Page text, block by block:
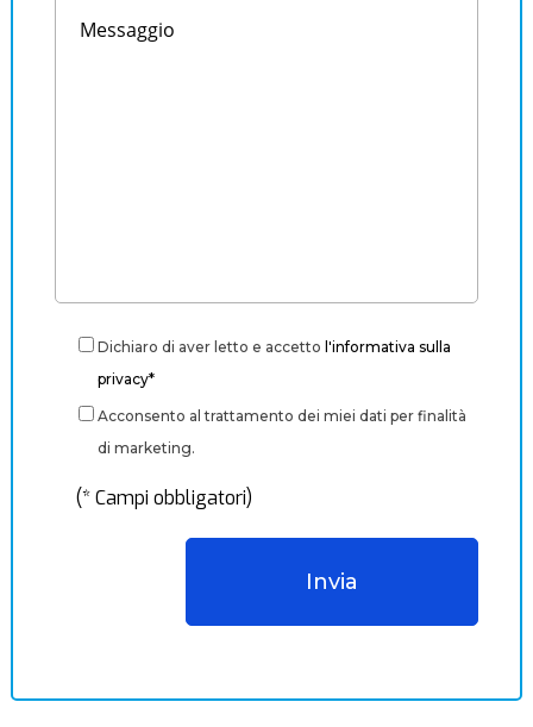
Dichiaro di aver letto e accetto l'informativa sulla
privacy*
Acconsento al trattamento dei miei dati per finalità
di marketing.
(* Campi obbligatori)